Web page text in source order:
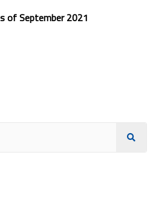
of September 2021